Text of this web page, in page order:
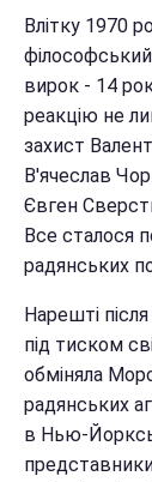
Влітку 1970
вирок - 14
реакцію не
захист
В'ячеслав
Євген
Все сталося
радянських
Нарешті
під тиском
обміняла
радянських
в Нью-